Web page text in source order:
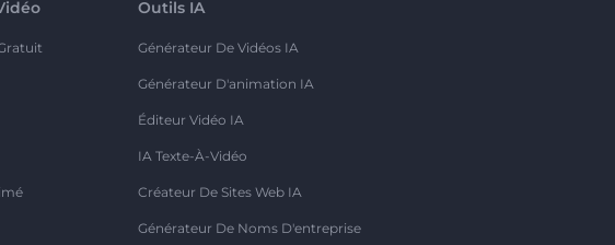
Outils IA
Générateur De Vidéos IA
Générateur D'animation IA
Éditeur Vidéo IA
IA Texte-À-Vidéo
Créateur De Sites Web IA
Générateur De Noms D'entreprise